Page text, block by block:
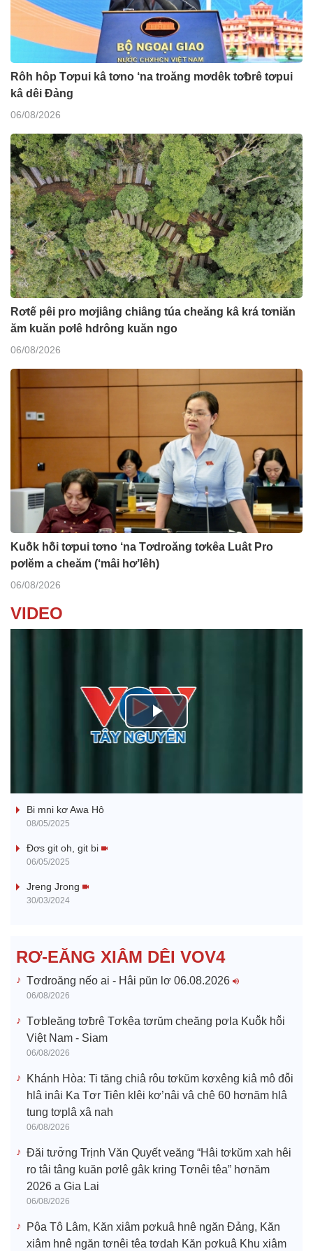
Rôh hôp Tơpui kâ tơno ‘na troăng mơdêk tơƀrê tơpui
kâ dêi Đảng
06/08/2026
Rơtế pêi pro mơjiâng chiâng túa cheăng kâ krá tơniăn
ăm kuăn pơlê hdrông kuăn ngo
06/08/2026
Kuô̆k hô̆i tơpui tơno ‘na Tơdroăng tơkêa Luât Pro
pơlĕm a cheăm (‘mâi hơ’lêh)
06/08/2026
VIDEO
P
a
e
o
Bi mni kơ Awa Hô
08/05/2025
Đơs git oh, git bi
06/05/2025
Jreng Jrong
30/03/2024
RƠ-EĂNG XIÂM DÊI VOV4
Tơdroăng nếo ai - Hâi pŭn lơ 06.08.2026
06/08/2026
Tơbleăng tơƀrê Tơkêa tơrŭm cheăng pơla Kuô̆k hô̆i
Việt Nam - Siam
06/08/2026
Khánh Hòa: Ti tăng chiâ rôu tơkŭm kơxêng kiâ mô đô̆i
hlâ inâi Ka Tơr Tiên klêi kơ’nâi vâ chê 60 hơnăm hlâ
tung tơplâ xâ nah
06/08/2026
Đăi tươ̆ng Trịnh Văn Quyết veăng “Hâi tơkŭm xah hêi
ro tâi tâng kuăn pơlê gâk kring Tơnêi têa” hơnăm
2026 a Gia Lai
06/08/2026
Pôa Tô Lâm, Kăn xiâm pơkuâ hnê ngăn Đảng, Kăn
xiâm hnê ngăn tơnêi têa tơdah Kăn pơkuâ Khu xiâm